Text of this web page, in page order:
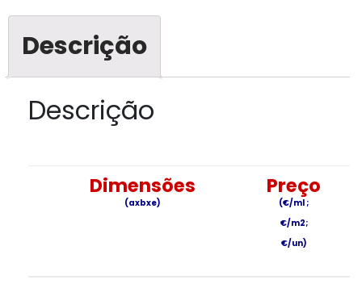
Descrição
Descrição
Dimensões
(axbxe)
Preço
(€/ml ;
€/m2;
€/un)